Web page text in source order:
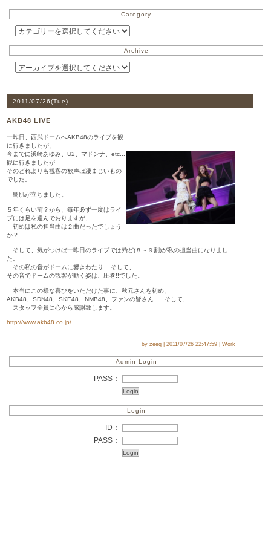
Category
Archive
2011/07/26(Tue)
AKB48 LIVE
一昨日、西武ドームへAKB48のライブを観
に行きましたが、
今までに浜崎あゆみ、U2、マドンナ、etc...
観に行きましたが
そのどれよりも観客の歓声は凄まじいもの
でした。
鳥肌が立ちました。
５年くらい前？から、毎年必ず一度はライ
ブには足を運んでおりますが、
初めは私の担当曲は２曲だったでしょう
か？
そして、気がつけば一昨日のライブでは殆ど(８～９割)が私の担当曲になりまし
た。
その私の音がドームに響きわたり....そして、
その音でドームの観客が動く姿は、圧巻!!でした。
本当にこの様な喜びをいただけた事に、秋元さんを初め、
AKB48、SDN48、SKE48、NMB48、ファンの皆さん......そして、
スタッフ全員に心から感謝致します。
http://www.akb48.co.jp/
by zeeq | 2011/07/26 22:47:59 | Work
Admin Login
PASS：
Login
ID：
PASS：